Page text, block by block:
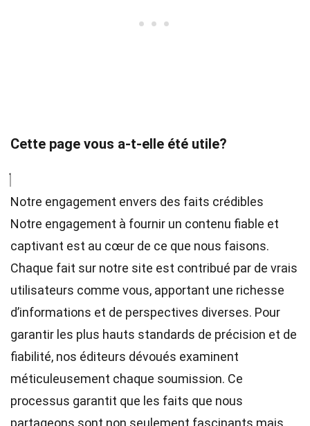
Cette page vous a-t-elle été utile?
Notre engagement envers des faits crédibles
Notre engagement à fournir un contenu fiable et
captivant est au cœur de ce que nous faisons.
Chaque fait sur notre site est contribué par de vrais
utilisateurs comme vous, apportant une richesse
d’informations et de perspectives diverses. Pour
garantir les plus hauts standards de précision et de
fiabilité, nos éditeurs dévoués examinent
méticuleusement chaque soumission. Ce
processus garantit que les faits que nous
partageons sont non seulement fascinants mais